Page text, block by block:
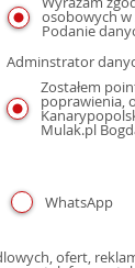
osobowych w
Podanie
Adminstrator
Zostałem
poprawienia,
Mulak.pl
WhatsApp
ofert,